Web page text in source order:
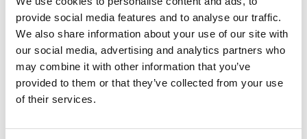
provide social media features and to analyse our traffic.
We also share information about your use of our site with
our social media, advertising and analytics partners who
may combine it with other information that you’ve
provided to them or that they’ve collected from your use
of their services.
Performance Marketing Expert
Absolwent Uniwersytetu Ekonomicznego
w Krakowie, Akademii Leona Koźmińskiego
i SWPS, z ponad 8-letnim doświadczeniem
w marketingu. Specjalizuje się w performance
marketingu i strategiach digitalowych. Pracował
ds. sprzedaży cyfrowej, obecnie pełni funkcję